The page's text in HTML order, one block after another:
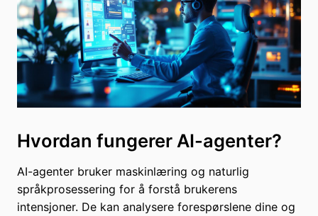
Hvordan fungerer AI-agenter?
AI-agenter bruker maskinlæring og naturlig
språkprosessering for å forstå brukerens
intensjoner. De kan analysere forespørslene dine og